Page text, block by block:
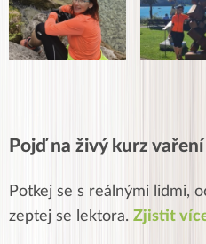
Pojď na živý kurz vaření
Potkej se s reálnými lidmi,
zeptej se lektora. Zjistit